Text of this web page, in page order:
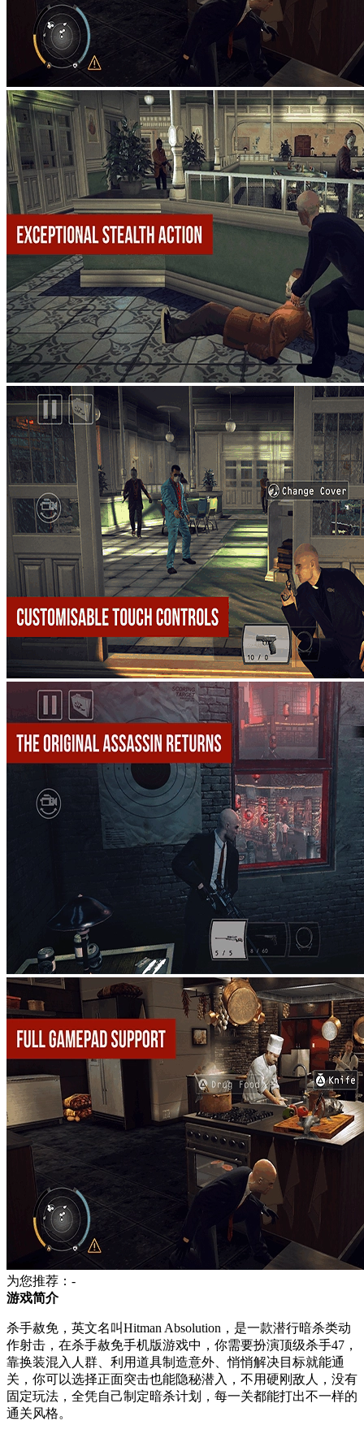
为您推荐：-
游戏简介
杀手赦免，英文名叫Hitman Absolution，是一款潜行暗杀类动
作射击，在杀手赦免手机版游戏中，你需要扮演顶级杀手47，
靠换装混入人群、利用道具制造意外、悄悄解决目标就能通
关，你可以选择正面突击也能隐秘潜入，不用硬刚敌人，没有
固定玩法，全凭自己制定暗杀计划，每一关都能打出不一样的
通关风格。